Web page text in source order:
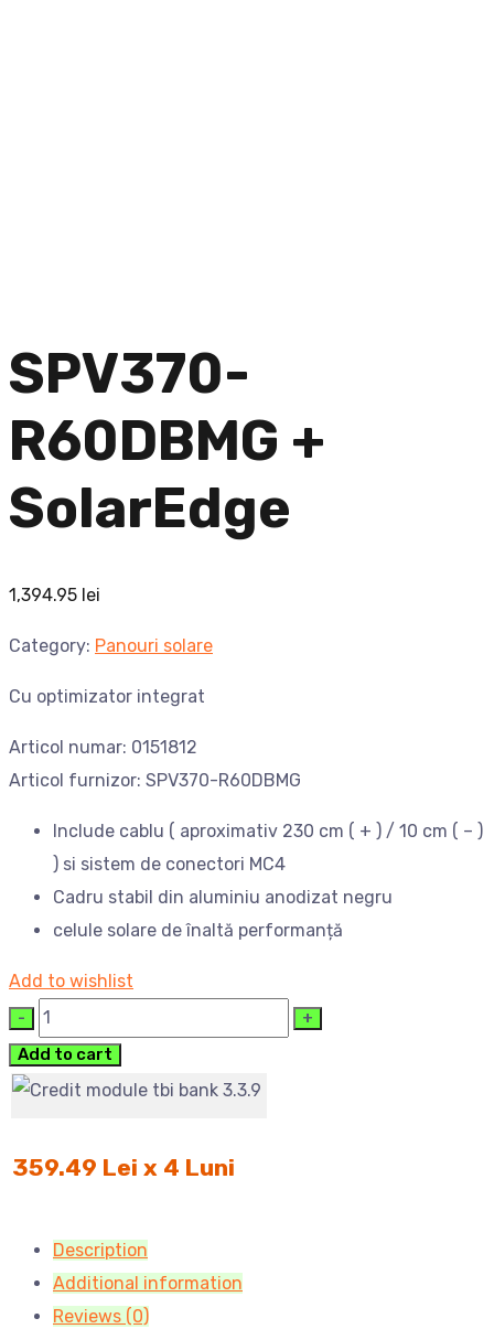
SPV370-
R60DBMG +
SolarEdge
1,394.95 lei
Category: Panouri solare
Cu optimizator integrat
Articol numar: 0151812
Articol furnizor: SPV370-R60DBMG
Include cablu ( aproximativ 230 cm ( + ) / 10 cm ( – )
) si sistem de conectori MC4
Cadru stabil din aluminiu anodizat negru
celule solare de înaltă performanță
Add to wishlist
Cantitate
Add to cart
359.49 Lei x 4 Luni
Description
Additional information
Reviews (0)